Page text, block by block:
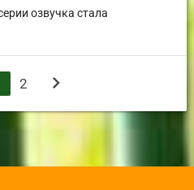
озвучка стала
2 chevron_right